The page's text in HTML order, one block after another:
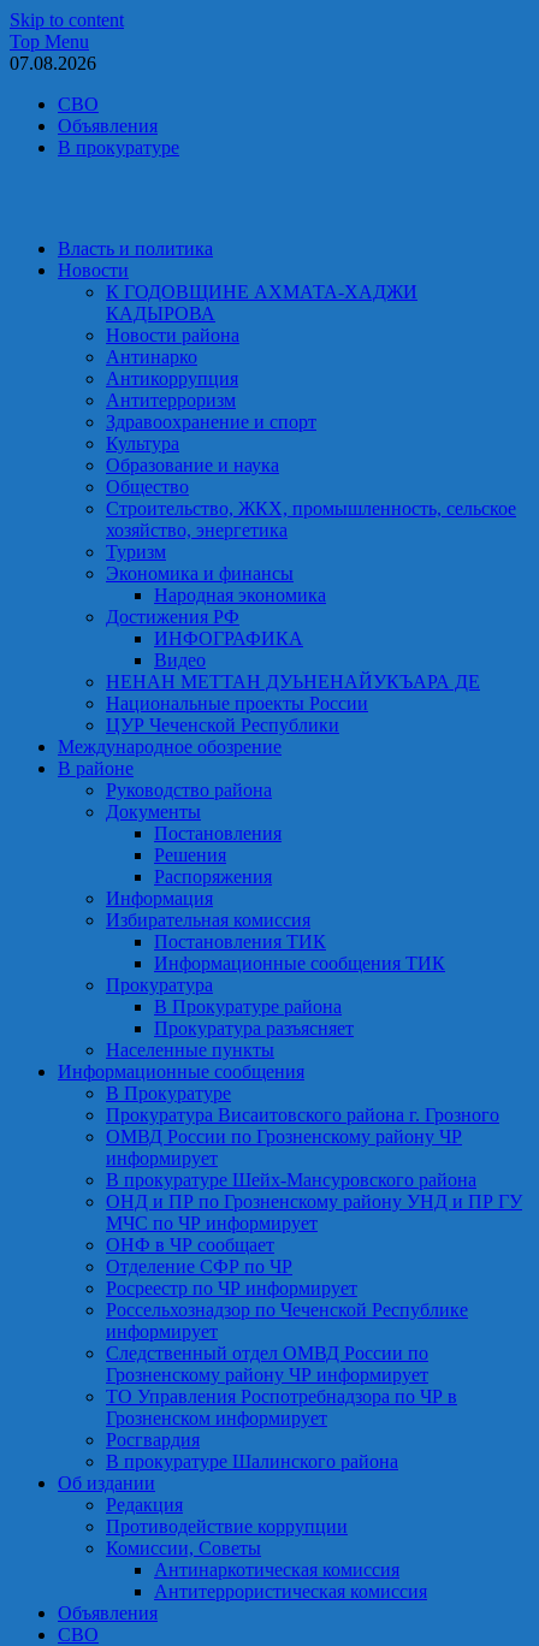
Skip to content
Top Menu
07.08.2026
СВО
Объявления
В прокуратуре
Власть и политика
Новости
К ГОДОВЩИНЕ АХМАТА-ХАДЖИ
КАДЫРОВА
Новости района
Антинарко
Антикоррупция
Антитерроризм
Здравоохранение и спорт
Культура
Образование и наука
Общество
Строительство, ЖКХ, промышленность, сельское
хозяйство, энергетика
Туризм
Экономика и финансы
Народная экономика
Достижения РФ
ИНФОГРАФИКА
Видео
НЕНАН МЕТТАН ДУЬНЕНАЙУКЪАРА ДЕ
Национальные проекты России
ЦУР Чеченской Республики
Международное обозрение
В районе
Руководство района
Документы
Постановления
Решения
Распоряжения
Информация
Избирательная комиссия
Постановления ТИК
Информационные сообщения ТИК
Прокуратура
В Прокуратуре района
Прокуратура разъясняет
Населенные пункты
Информационные сообщения
В Прокуратуре
Прокуратура Висаитовского района г. Грозного
ОМВД России по Грозненскому району ЧР
информирует
В прокуратуре Шейх-Мансуровского района
ОНД и ПР по Грозненскому району УНД и ПР ГУ
МЧС по ЧР информирует
ОНФ в ЧР сообщает
Отделение СФР по ЧР
Росреестр по ЧР информирует
Россельхознадзор по Чеченской Республике
информирует
Следственный отдел ОМВД России по
Грозненскому району ЧР информирует
ТО Управления Роспотребнадзора по ЧР в
Грозненском информирует
Росгвардия
В прокуратуре Шалинского района
Об издании
Редакция
Противодействие коррупции
Комиссии, Советы
Антинаркотическая комиссия
Антитеррористическая комиссия
Объявления
СВО